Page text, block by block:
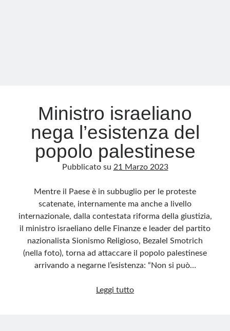
Ministro israeliano
nega l’esistenza del
popolo palestinese
Pubblicato su 21 Marzo 2023
Mentre il Paese è in subbuglio per le proteste
scatenate, internamente ma anche a livello
internazionale, dalla contestata riforma della giustizia,
il ministro israeliano delle Finanze e leader del partito
nazionalista Sionismo Religioso, Bezalel Smotrich
(nella foto), torna ad attaccare il popolo palestinese
arrivando a negarne l’esistenza: “Non si può…
Leggi tuttoMinistro